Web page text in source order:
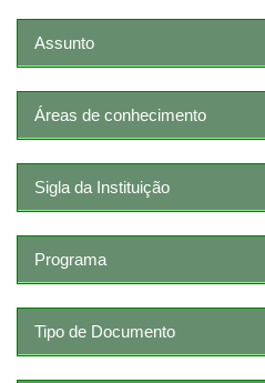
Assunto
Áreas de conhecimento
Sigla da Instituição
Programa
Tipo de Documento